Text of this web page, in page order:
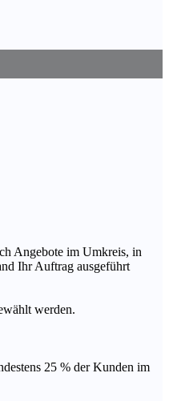
Angebote im Umkreis, in
Ihr Auftrag ausgeführt
werden.
25 % der Kunden im